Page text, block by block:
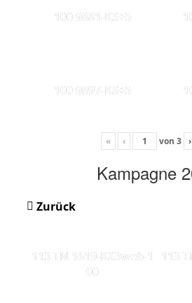
100 9881-KS+5
100 9897-KS+5
« ‹ von 3 ›
Kampagne
Zurück
113 TN 1619-KS3web-1
00
113